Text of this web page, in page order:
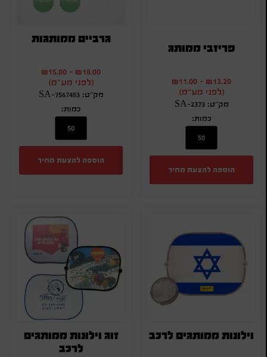
פריזבי ממותג
₪13.20
-
₪11.00
(לפני מע"מ)
מק"ט: SA-2373
כמות:
הוספה להצעת מחיר
גרביים ממותגות
₪18.00
-
₪15.00
(לפני מע"מ)
מק"ט: SA-7567453
כמות:
הוספה להצעת מחיר
וילונות ממותגים לרכב
זוג וילונות ממותגים
לרכב